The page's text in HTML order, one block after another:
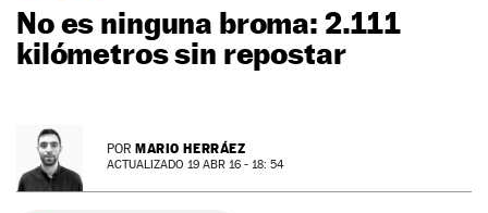
MOTOS
TECNOLOGÍA
PREMIOS
SERVICIOS
No es ninguna broma: 2.111
kilómetros sin repostar
POR MARIO HERRÁEZ
ACTUALIZADO 19 ABR 16 - 18: 54